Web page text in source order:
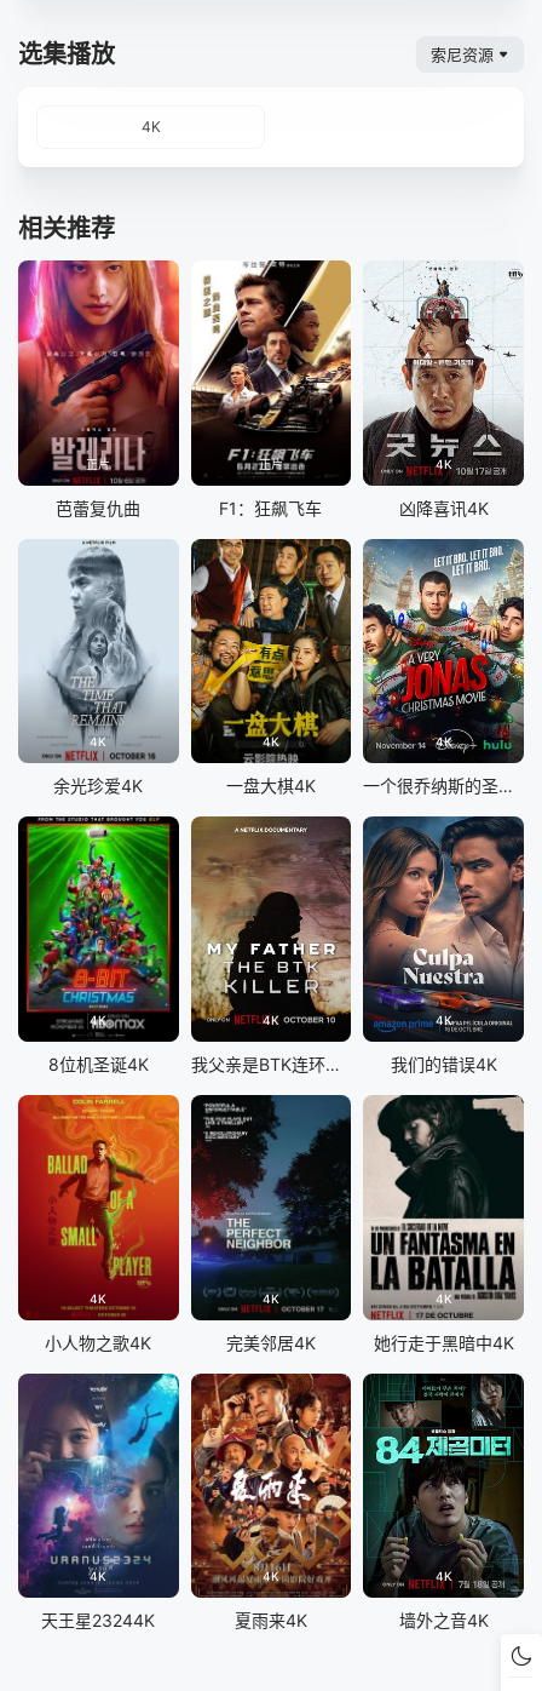
选集播放 索尼资源
4K
相关推荐
正片
芭蕾复仇曲
正片
F1：狂飙飞车
4K
凶降喜讯4K
4K
余光珍爱4K
4K
一盘大棋4K
4K
一个很乔纳斯的圣诞节4K
4K
8位机圣诞4K
4K
我父亲是BTK连环杀手4K
4K
我们的错误4K
4K
小人物之歌4K
4K
完美邻居4K
4K
她行走于黑暗中4K
4K
天王星23244K
4K
夏雨来4K
4K
墙外之音4K